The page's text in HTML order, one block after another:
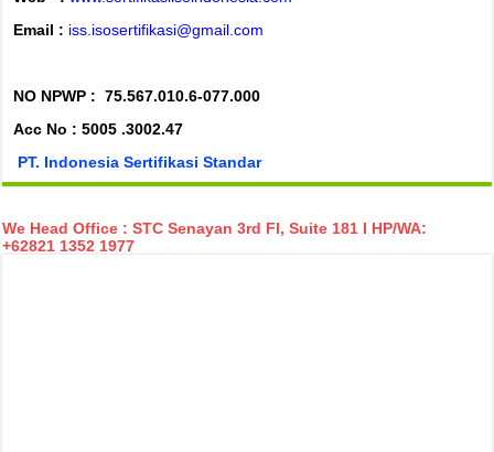
Email : iss.isosertifikasi@gmail.com
NO NPWP : 75.567.010.6-077.000
Acc No : 5005 .3002.47
PT. Indonesia Sertifikasi Standar
We Head Office : STC Senayan 3rd Fl, Suite 181 I HP/WA:
+62821 1352 1977